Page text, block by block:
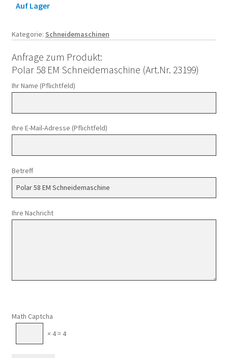
Auf Lager
Kategorie: Schneidemaschinen
Anfrage zum Produkt:
Polar 58 EM Schneidemaschine (Art.Nr. 23199)
Ihr Name (Pflichtfeld)
Ihre E-Mail-Adresse (Pflichtfeld)
Betreff
Ihre Nachricht
Math Captcha
× 4 = 4